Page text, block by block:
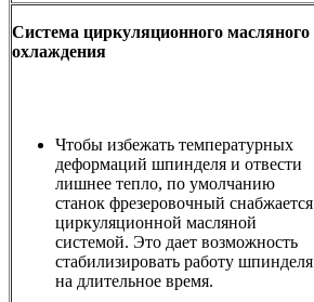
Система циркуляционного масляного
охлаждения
Чтобы избежать температурных
деформаций шпинделя и отвести
лишнее тепло, по умолчанию
станок фрезеровочный снабжается
циркуляционной масляной
системой. Это дает возможность
стабилизировать работу шпинделя
на длительное время.